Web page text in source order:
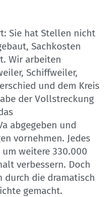
Sie hat Stellen nicht
Sachkosten
Wir arbeiten
Schiffweiler,
und dem Kreis
der Vollstreckung
abgegeben und
vornehmen. Jedes
weitere 330.000
verbessern. Doch
durch die dramatisch
gemacht.